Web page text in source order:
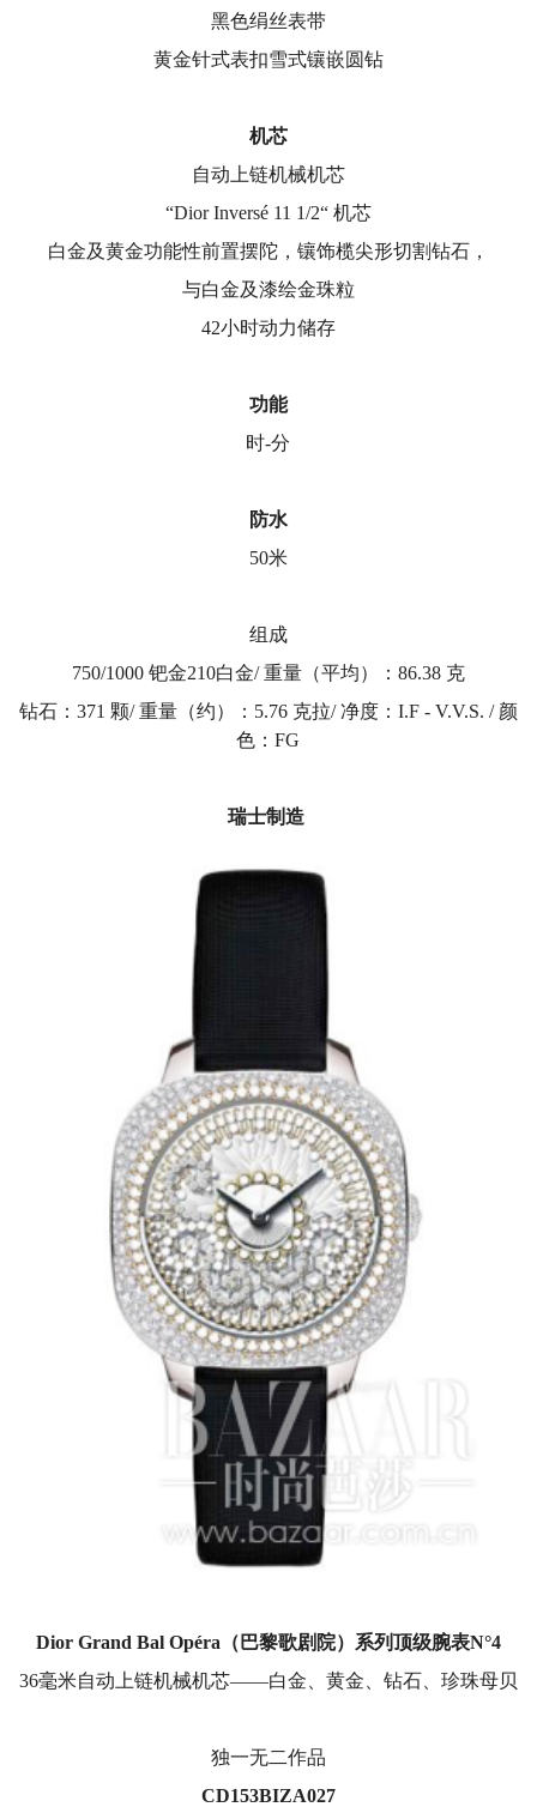
黑色绢丝表带
黄金针式表扣雪式镶嵌圆钻
机芯
自动上链机械机芯
“Dior Inversé 11 1/2“ 机芯
白金及黄金功能性前置摆陀，镶饰榄尖形切割钻石，
与白金及漆绘金珠粒
42小时动力储存
功能
时-分
防水
50米
组成
750/1000 钯金210白金/ 重量（平均）：86.38 克
钻石：371 颗/ 重量（约）：5.76 克拉/ 净度：I.F - V.V.S. / 颜
色：FG
瑞士制造
Dior Grand Bal Opéra（巴黎歌剧院）系列顶级腕表N°4
36毫米自动上链机械机芯——白金、黄金、钻石、珍珠母贝
独一无二作品
CD153BIZA027